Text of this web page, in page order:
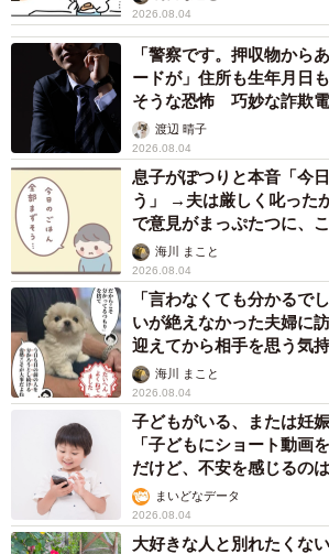
2026.08.04
「警察です。押収物から
ードが」住所も生年月日
そうな恐怖 巧妙な詐欺
ば…渡辺 晴子
2026.08.04
息子がぽつりと本音「今
う」 →夫は厳しく叱っ
で意見がまっぷたつに、
【漫画】
海川 まこと
2026.08.04
「言わなくても分かるで
いが絶えなかった夫婦に
迎えてから相手を思う気
画】海川 まこと
2026.08.04
子どもがいる、または妊
「子どもにショート動画
だけど、不安を感じるの
まいどなデータ
2026.08.04
大好きな人と別れたくな